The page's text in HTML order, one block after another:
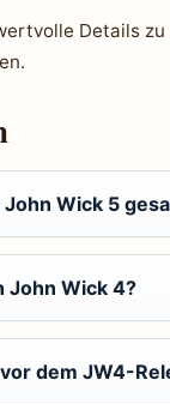
Details zu
Wick 5
John Wick 4?
dem JW4-